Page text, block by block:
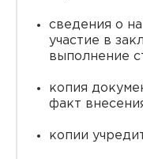
сведения о
участие в
выполнение
копия
факт
копии